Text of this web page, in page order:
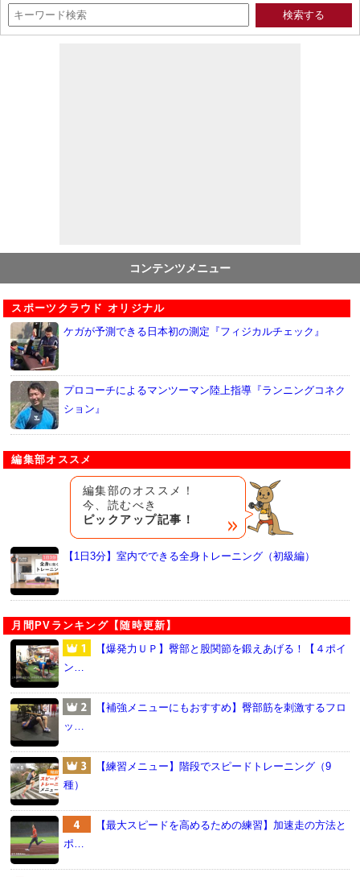
コンテンツメニュー
スポーツクラウド オリジナル
ケガが予測できる日本初の測定『フィジカルチェック』
プロコーチによるマンツーマン陸上指導『ランニングコネク
ション』
編集部オススメ
編集部のオススメ！
今、読むべき
ピックアップ記事！
【1日3分】室内でできる全身トレーニング（初級編）
月間PVランキング【随時更新】
【爆発力ＵＰ】臀部と股関節を鍛えあげる！【４ポイ
ン…
【補強メニューにもおすすめ】臀部筋を刺激するフロ
ッ…
【練習メニュー】階段でスピードトレーニング（9
種）
【最大スピードを高めるための練習】加速走の方法と
ポ…